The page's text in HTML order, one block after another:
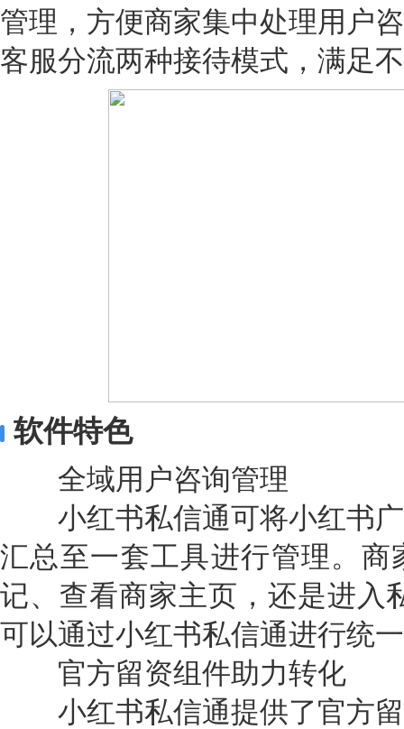
管理，方便商家集中处理用户
客服分流两种接待模式，满足
软件特色
全域用户咨询管理
小红书私信通可将小红书广
汇总至一套工具进行管理。
记、查看商家主页，还是进入
可以通过小红书私信通进行统
官方留资组件助力转化
小红书私信通提供了官方留